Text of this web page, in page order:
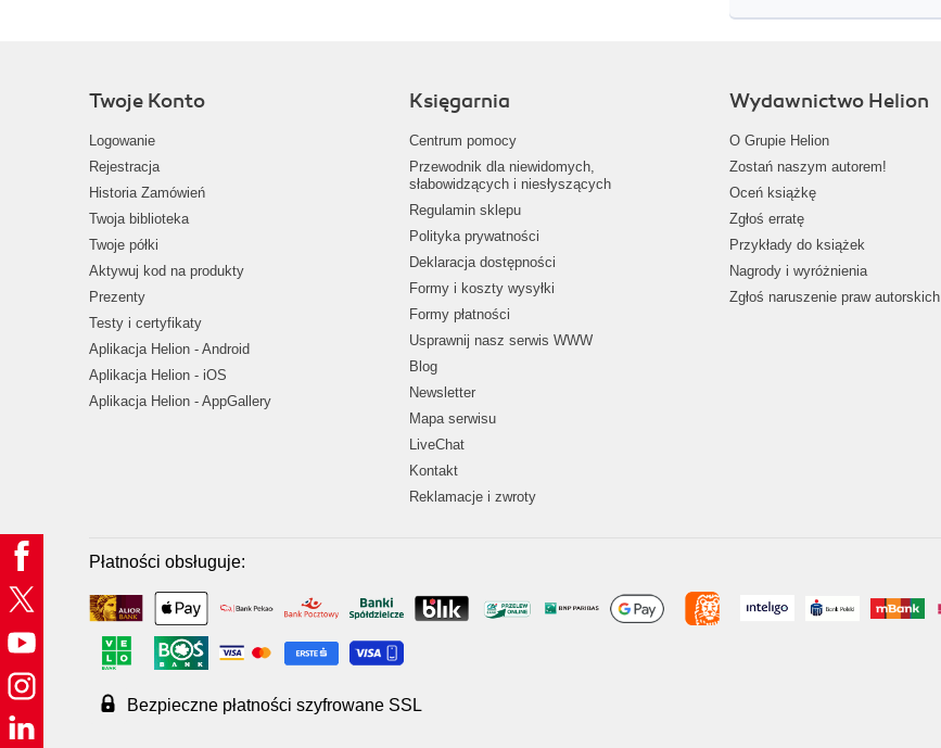
Twoje Konto
Logowanie
Rejestracja
Historia Zamówień
Twoja biblioteka
Twoje półki
Aktywuj kod na produkty
Prezenty
Testy i certyfikaty
Aplikacja Helion - Android
Aplikacja Helion - iOS
Aplikacja Helion - AppGallery
Księgarnia
Centrum pomocy
Przewodnik dla niewidomych,
słabowidzących i niesłyszących
Regulamin sklepu
Polityka prywatności
Deklaracja dostępności
Formy i koszty wysyłki
Formy płatności
Usprawnij nasz serwis WWW
Blog
Newsletter
Mapa serwisu
LiveChat
Kontakt
Reklamacje i zwroty
Wydawnictwo Helion
O Grupie Helion
Zostań naszym autorem!
Oceń książkę
Zgłoś erratę
Przykłady do książek
Nagrody i wyróżnienia
Zgłoś naruszenie praw autorskich
Płatności obsługuje:
Bezpieczne płatności szyfrowane SSL